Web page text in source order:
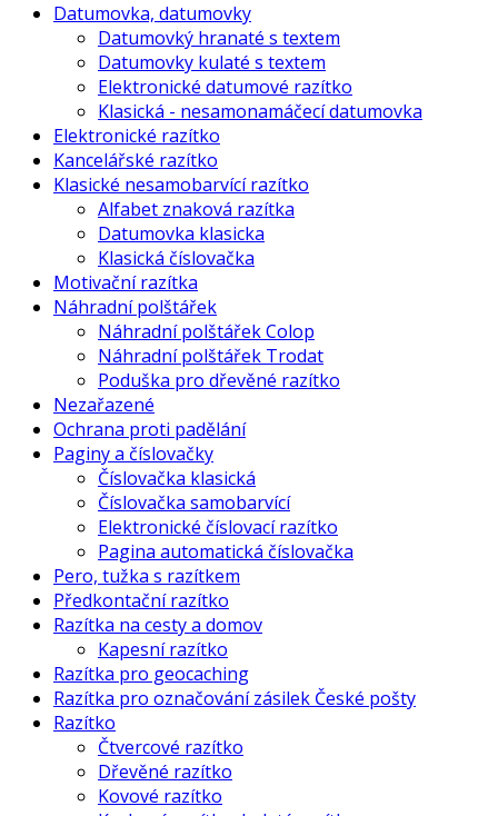
Datumovka, datumovky
Datumovký hranaté s textem
Datumovky kulaté s textem
Elektronické datumové razítko
Klasická - nesamonamáčecí datumovka
Elektronické razítko
Kancelářské razítko
Klasické nesamobarvící razítko
Alfabet znaková razítka
Datumovka klasicka
Klasická číslovačka
Motivační razítka
Náhradní polštářek
Náhradní polštářek Colop
Náhradní polštářek Trodat
Poduška pro dřevěné razítko
Nezařazené
Ochrana proti padělání
Paginy a číslovačky
Číslovačka klasická
Číslovačka samobarvící
Elektronické číslovací razítko
Pagina automatická číslovačka
Pero, tužka s razítkem
Předkontační razítko
Razítka na cesty a domov
Kapesní razítko
Razítka pro geocaching
Razítka pro označování zásilek České pošty
Razítko
Čtvercové razítko
Dřevěné razítko
Kovové razítko